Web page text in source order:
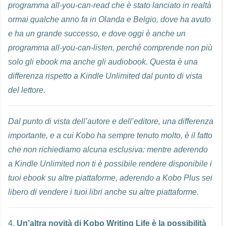
programma all-you-can-read che è stato lanciato in realtà
ormai qualche anno fa in Olanda e Belgio, dove ha avuto
e ha un grande successo, e dove oggi è anche un
programma all-you-can-listen, perché comprende non più
solo gli ebook ma anche gli audiobook. Questa è una
differenza rispetto a Kindle Unlimited dal punto di vista
del lettore.
Dal punto di vista dell’autore e dell’editore, una differenza
importante, e a cui Kobo ha sempre tenuto molto, è il fatto
che non richiediamo alcuna esclusiva: mentre aderendo
a Kindle Unlimited non ti è possibile rendere disponibile i
tuoi ebook su altre piattaforme, aderendo a Kobo Plus sei
libero di vendere i tuoi libri anche su altre piattaforme.
4. Un’altra novità di Kobo Writing Life è la possibilità